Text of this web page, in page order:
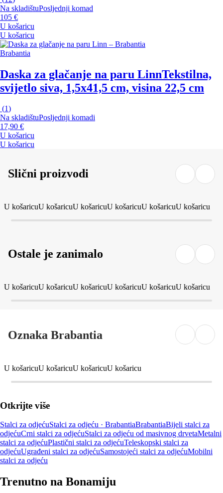
Na skladištuPosljednji komad
105 €
U košaricu
U košaricu
Brabantia
Daska za glačanje na paru LinnTekstilna,
svijetlo siva, 1,5x41,5 cm, visina 22,5 cm
(1)
Na skladištuPosljednji komadi
17,90 €
U košaricu
U košaricu
Slični proizvodi
U košaricuU košaricuU košaricuU košaricuU košaricuU košaricu
Ostale je zanimalo
U košaricuU košaricuU košaricuU košaricuU košaricuU košaricu
Oznaka Brabantia
U košaricuU košaricuU košaricuU košaricu
Otkrijte više
Stalci za odjećuStalci za odjeću · BrabantiaBrabantiaBijeli stalci za
odjećuCrni stalci za odjećuStalci za odjeću od masivnog drvetaMetalni
stalci za odjećuPlastični stalci za odjećuTeleskopski stalci za
odjećuUgrađeni stalci za odjećuSamostojeći stalci za odjećuMobilni
stalci za odjeću
Trenutno na Bonamiju